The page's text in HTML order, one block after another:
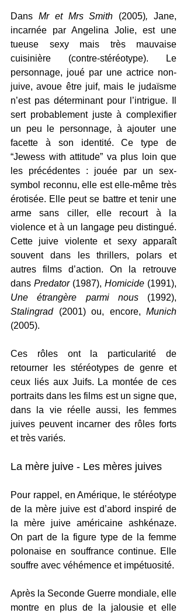
Dans Mr et Mrs Smith (2005), Jane,
incarnée par Angelina Jolie, est une
tueuse sexy mais très mauvaise
cuisinière (contre-stéréotype). Le
personnage, joué par une actrice non-
juive, avoue être juif, mais le judaïsme
n’est pas déterminant pour l’intrigue. Il
sert probablement juste à complexifier
un peu le personnage, à ajouter une
facette à son identité. Ce type de
“Jewess with attitude” va plus loin que
les précédentes : jouée par un sex-
symbol reconnu, elle est elle-même très
érotisée. Elle peut se battre et tenir une
arme sans ciller, elle recourt à la
violence et à un langage peu distingué.
Cette juive violente et sexy apparaît
souvent dans les thrillers, polars et
autres films d’action. On la retrouve
dans Predator (1987), Homicide
Une étrangère parmi nous
Stalingrad (2001) ou, encore,
(2005).
Ces rôles ont la particularité de
retourner les stéréotypes de genre et
ceux liés aux Juifs. La montée de ces
portraits dans les films est un signe que,
dans la vie réelle aussi, les femmes
juives peuvent incarner des rôles forts
et très variés.
La mère juive - Les mères juives
Pour rappel, en Amérique, le stéréotype
de la mère juive est d’abord inspiré de
la mère juive américaine ashkénaze.
On part de la figure type de la femme
polonaise en souffrance continue. Elle
souffre avec véhémence et impétuosité.
Après la Seconde Guerre mondiale, elle
montre en plus de la jalousie et elle